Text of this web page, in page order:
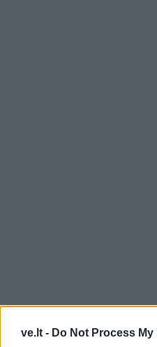
ve.lt - Do Not Process